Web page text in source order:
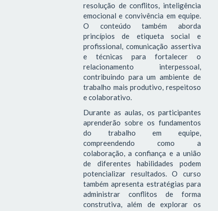
resolução de conflitos, inteligência
emocional e convivência em equipe.
O conteúdo também aborda
princípios de etiqueta social e
profissional, comunicação assertiva
e técnicas para fortalecer o
relacionamento interpessoal,
contribuindo para um ambiente de
trabalho mais produtivo, respeitoso
e colaborativo.
Durante as aulas, os participantes
aprenderão sobre os fundamentos
do trabalho em equipe,
compreendendo como a
colaboração, a confiança e a união
de diferentes habilidades podem
potencializar resultados. O curso
também apresenta estratégias para
administrar conflitos de forma
construtiva, além de explorar os